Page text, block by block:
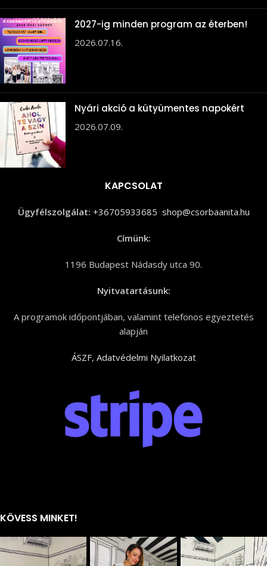
2027-ig minden program az éterben!
2026.07.16.
Nyári akció a kütyümentes napokért
2026.07.09.
KAPCSOLAT
Ügyfélszolgálat: +36705933685 shop@csorbaanita.hu
Címünk:
1196 Budapest Nádasdy utca 90.
Nyitvatartásunk:
A programok időpontjában, valamint telefonos egyeztetés
alapján
ÁSZF, Adatvédelmi Nyilatkozat
KÖVESS MINKET!